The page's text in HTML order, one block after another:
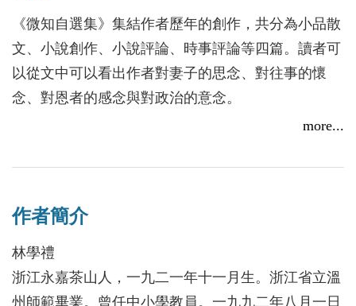
《微知自選集》集結作者歷年的創作，共分為小品散
文、小說創作、小說評論、時事評論等四篇。讀者可
以從文中可以看出作者對妻子的思念、對往事的懷
念、對恩者的感念與對政治的意念。
more...
作者簡介
林學禮
浙江永嘉茶山人，一九二一年十一月生。浙江省立溫
州師範畢業。曾任中小學教員。一九九二年八月一日